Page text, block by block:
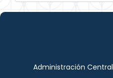
Administración Central